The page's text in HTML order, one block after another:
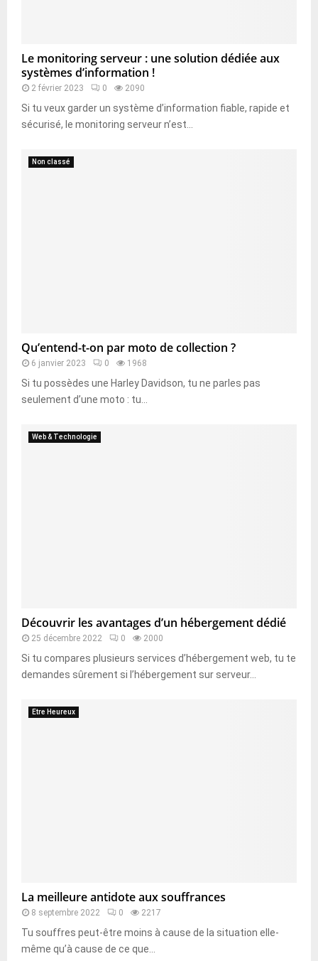
Le monitoring serveur : une solution dédiée aux
systèmes d’information !
2 février 2023 0 2090
Si tu veux garder un système d’information fiable, rapide et
sécurisé, le monitoring serveur n’est...
Non classé
Qu’entend-t-on par moto de collection ?
6 janvier 2023 0 1968
Si tu possèdes une Harley Davidson, tu ne parles pas
seulement d’une moto : tu...
Web & Technologie
Découvrir les avantages d’un hébergement dédié
25 décembre 2022 0 2000
Si tu compares plusieurs services d’hébergement web, tu te
demandes sûrement si l’hébergement sur serveur...
Etre Heureux
La meilleure antidote aux souffrances
8 septembre 2022 0 2217
Tu souffres peut-être moins à cause de la situation elle-
même qu’à cause de ce que...